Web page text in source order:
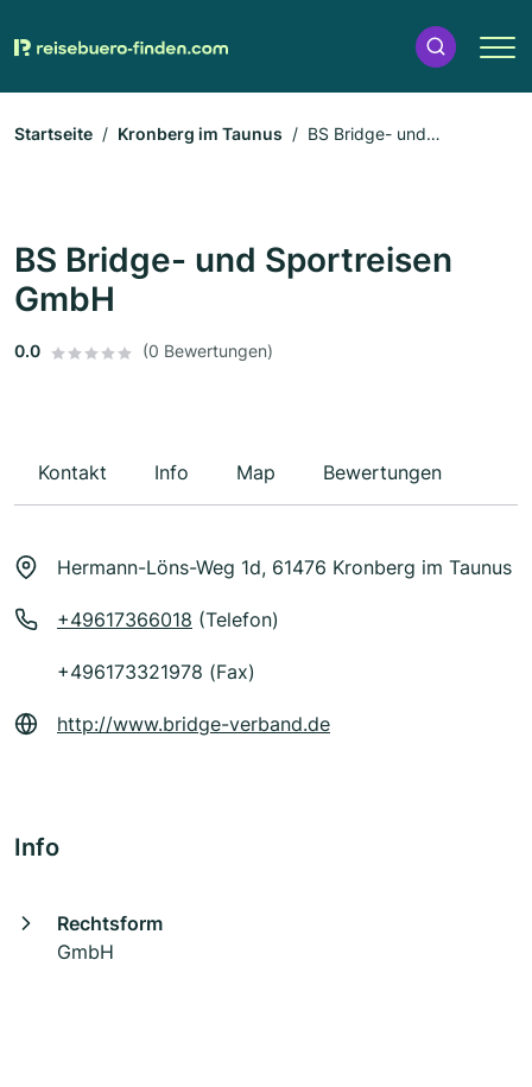
Startseite Kronberg im Taunus
BS Bridge- und
BS Bridge- und Sportreisen
GmbH
0.0 (0 Bewertungen)
Kontakt Info Map Bewertungen
Hermann-Löns-Weg 1d, 61476 Kronberg im Taunus
+49617366018 (Telefon)
+496173321978 (Fax)
http://www.bridge-verband.de
Info
Rechtsform
GmbH